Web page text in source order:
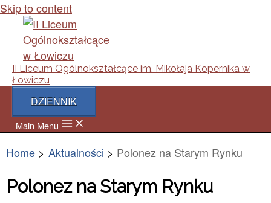
Skip to content
II Liceum Ogólnokształcące im. Mikołaja Kopernika w
Łowiczu
DZIENNIK
Main Menu
Home Aktualności Polonez na Starym Rynku
Polonez na Starym Rynku